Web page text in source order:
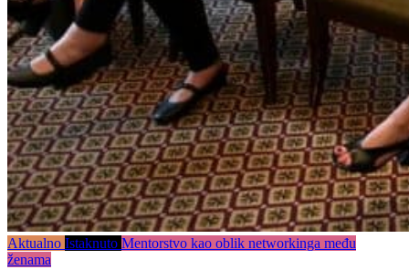
Aktualno Istaknuto Mentorstvo kao oblik networkinga među
ženama